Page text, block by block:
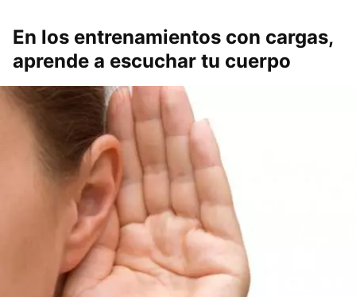
En los entrenamientos con cargas,
aprende a escuchar tu cuerpo